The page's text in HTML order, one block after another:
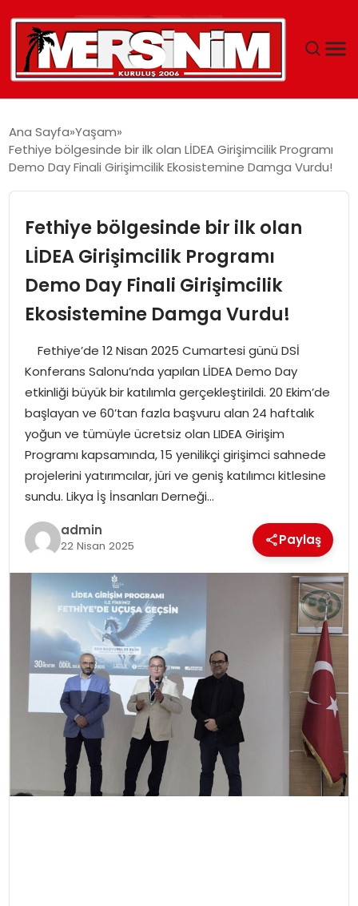
YAŞAM
SAĞLIK
EĞITIM
EKONOMI
MAGAZIN
DÜNYA
OTOMOBIL
Ana Sayfa Yaşam
Fethiye bölgesinde bir ilk olan LİDEA Girişimcilik Programı
Demo Day Finali Girişimcilik Ekosistemine Damga Vurdu!
Fethiye bölgesinde bir ilk olan
LİDEA Girişimcilik Programı
Demo Day Finali Girişimcilik
Ekosistemine Damga Vurdu!
Fethiye’de 12 Nisan 2025 Cumartesi günü DSİ
Konferans Salonu’nda yapılan LİDEA Demo Day
etkinliği büyük bir katılımla gerçekleştirildi. 20 Ekim’de
başlayan ve 60’tan fazla başvuru alan 24 haftalık
yoğun ve tümüyle ücretsiz olan LIDEA Girişim
Programı kapsamında, 15 yenilikçi girişimci sahnede
projelerini yatırımcılar, jüri ve geniş katılımcı kitlesine
sundu. Likya İş İnsanları Derneği…
admin
22 Nisan 2025 Paylaş